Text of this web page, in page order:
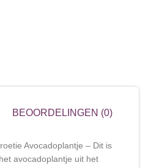
BEOORDELINGEN (0)
Avocadoplantje – Dit is
avocadoplantje uit het